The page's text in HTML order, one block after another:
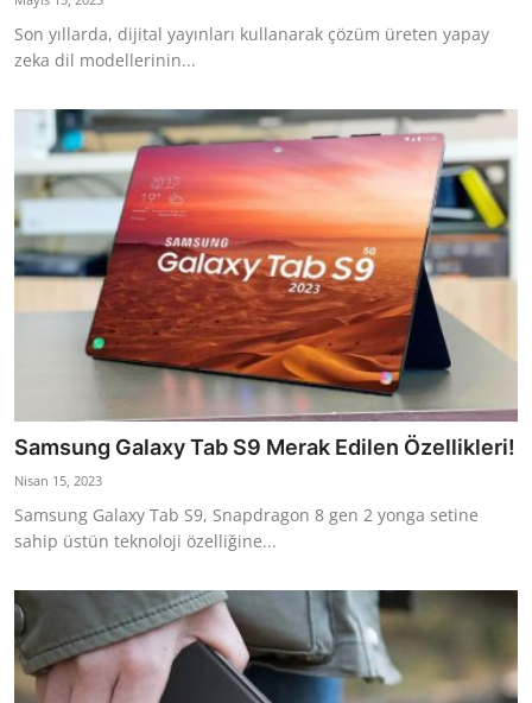
Son yıllarda, dijital yayınları kullanarak çözüm üreten yapay
zeka dil modellerinin...
Samsung Galaxy Tab S9 Merak Edilen Özellikleri!
Nisan 15, 2023
Samsung Galaxy Tab S9, Snapdragon 8 gen 2 yonga setine
sahip üstün teknoloji özelliğine...